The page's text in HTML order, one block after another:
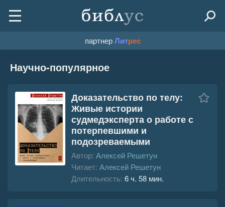
партнерЛитрес
Научно-популярное
Доказательство по телу:
Живые истории
судмедэксперта о работе с
потерпевшими и
подозреваемыми
Автор: Алексей Решетун
Читает: Алексей Решетун
Длительность: 6 ч. 58 мин.